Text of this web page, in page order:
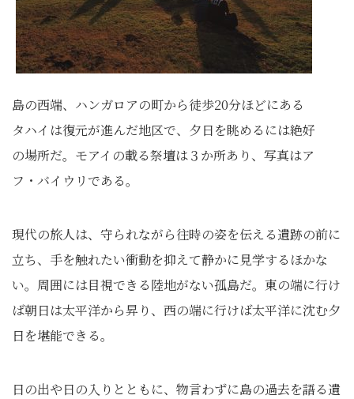
島の西端、ハンガロアの町から徒歩20分ほどにある
タハイは復元が進んだ地区で、夕日を眺めるには絶好
の場所だ。モアイの載る祭壇は３か所あり、写真はア
フ・バイウリである。
現代の旅人は、守られながら往時の姿を伝える遺跡の前に
立ち、手を触れたい衝動を抑えて静かに見学するほかな
い。周囲には目視できる陸地がない孤島だ。東の端に行け
ば朝日は太平洋から昇り、西の端に行けば太平洋に沈む夕
日を堪能できる。
日の出や日の入りとともに、物言わずに島の過去を語る遺